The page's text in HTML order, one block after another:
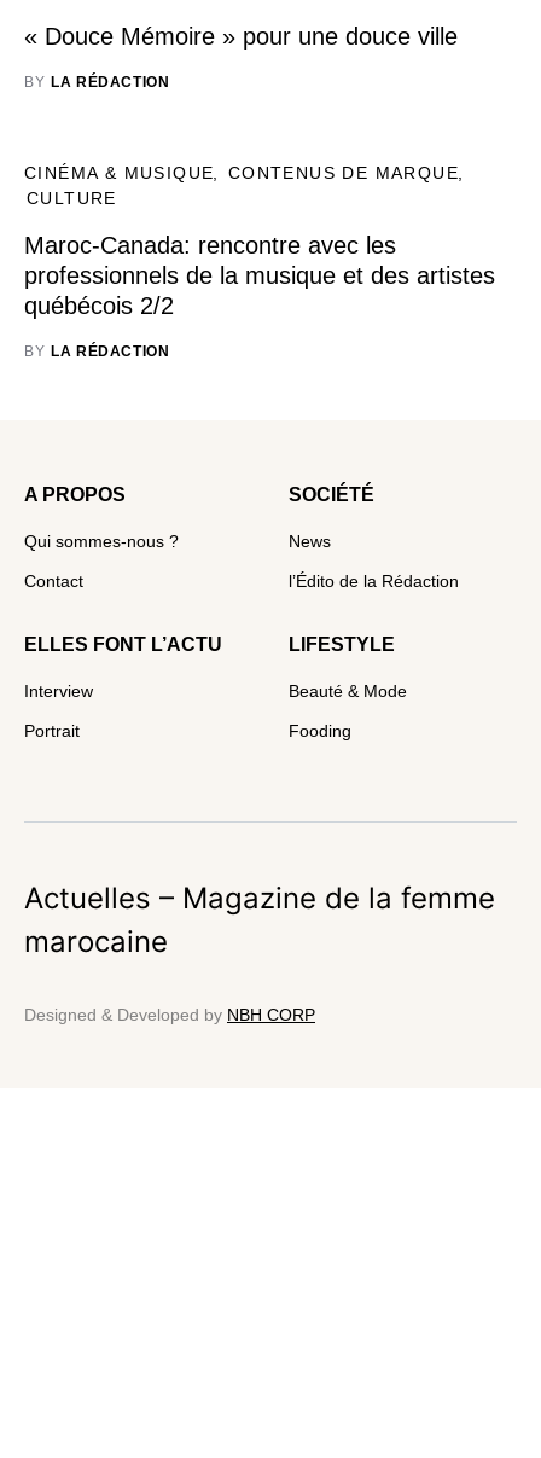
« Douce Mémoire » pour une douce ville
BY LA RÉDACTION
CINÉMA & MUSIQUE
CONTENUS DE MARQUE
CULTURE
Maroc-Canada: rencontre avec les
professionnels de la musique et des artistes
québécois 2/2
BY LA RÉDACTION
A PROPOS
Qui sommes-nous ?
Contact
SOCIÉTÉ
News
l’Édito de la Rédaction
ELLES FONT L’ACTU
Interview
Portrait
LIFESTYLE
Beauté & Mode
Fooding
Actuelles – Magazine de la femme
marocaine
Designed & Developed by NBH CORP